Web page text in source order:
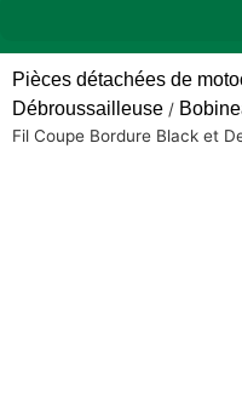
Pièces détachées de
Débroussailleuse /
Fil Coupe Bordure Black et